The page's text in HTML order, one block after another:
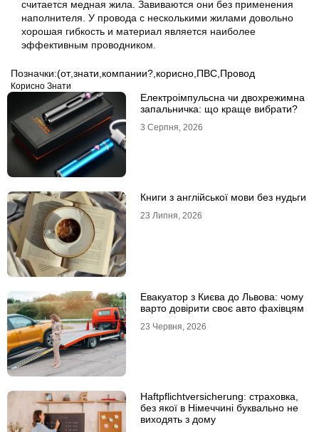
считается медная жила. Завиваются они без применения
наполнителя. У провода с несколькими жилами довольно
хорошая гибкость и материал является наиболее
эффективным проводником.
Позначки:(от,знати компании? корисно ПВС Провод
Корисно Знати
Електроімпульсна чи двохрежимна
запальничка: що краще вибрати?
3 Серпня, 2026
Книги з англійської мови без нудьги
23 Липня, 2026
Евакуатор з Києва до Львова: чому
варто довірити своє авто фахівцям
23 Червня, 2026
Haftpflichtversicherung: страховка,
без якої в Німеччині буквально не
виходять з дому